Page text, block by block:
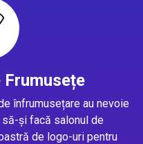
Frumusețe
înfrumusețare au nevoie
și facă salonul de
de logo-uri pentru